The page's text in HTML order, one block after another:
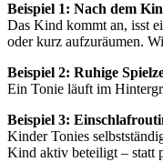
Beispiel 1: Nach dem
Das Kind kommt an, isst
oder kurz aufzuräumen.
Beispiel 2: Ruhige
Ein Tonie läuft im
Beispiel 3:
Kinder Tonies
Kind aktiv beteiligt – statt